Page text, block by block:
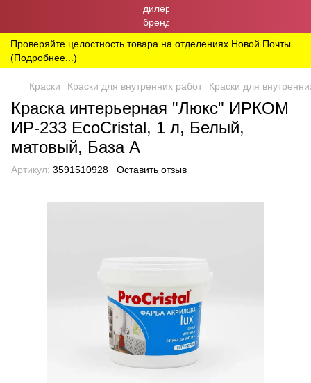
Проверяйте целостность товара на отделениях Новой Почты
(Подробнее...)
Краски Краски для внутренних работ Краски для
Краска интерьерная "Люкс" ИРКОМ
ИР-233 EcoCristal, 1 л, Белый,
матовый, База А
Артикул: 3591510928 Оставить отзыв